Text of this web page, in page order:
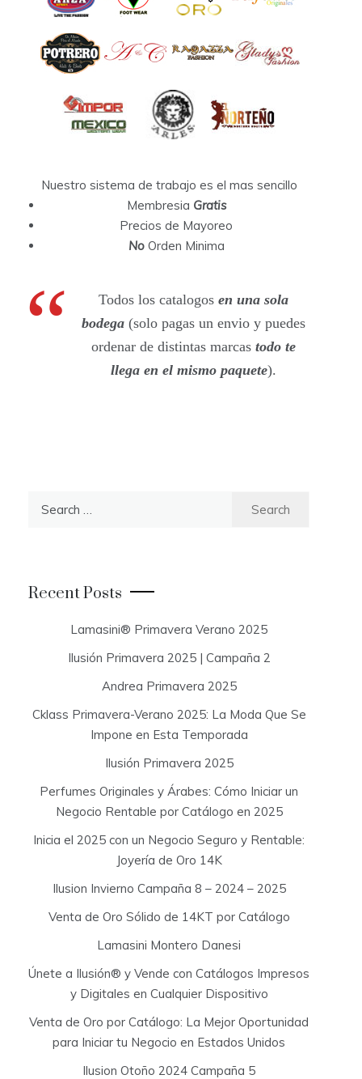
Nuestro sistema de trabajo es el mas sencillo
Membresia Gratis
Precios de Mayoreo
NoOrden Minima
Todos los catalogos en una sola
bodega (solo pagas un envio y puedes
ordenar de distintas marcastodo te
llega en el mismo paquete).
r
:
Recent Posts
Lamasini® Primavera Verano 2025
Ilusión Primavera 2025 | Campaña 2
Andrea Primavera 2025
Cklass Primavera-Verano 2025: La Moda Que Se
Impone en Esta Temporada
Ilusión Primavera 2025
Perfumes Originales y Árabes: Cómo Iniciar un
Negocio Rentable por Catálogo en 2025
Inicia el 2025 con un Negocio Seguro y Rentable:
Joyería de Oro 14K
Ilusion Invierno Campaña 8 – 2024 – 2025
Venta de Oro Sólido de 14KT por Catálogo
Lamasini Montero Danesi
Únete a Ilusión® y Vende con Catálogos Impresos
y Digitales en Cualquier Dispositivo
Venta de Oro por Catálogo: La Mejor Oportunidad
para Iniciar tu Negocio en Estados Unidos
Ilusion Otoño 2024 Campaña 5